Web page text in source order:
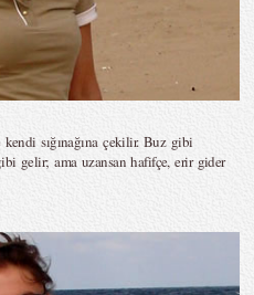
sığınağına çekilir. Buz gibi
gelir; ama uzansan hafifçe, erir gider